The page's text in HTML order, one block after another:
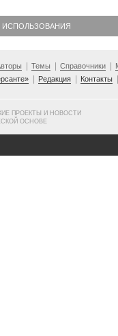
ИСПОЛЬЗОВАНИЯ
Темы Справочники
Редакция Контакты
ПРОЕКТЫ И НОВОСТИ
ОСНОВЕ